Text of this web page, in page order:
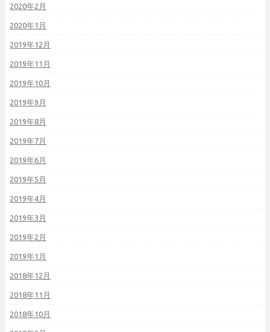
2020年2月
2020年1月
2019年12月
2019年11月
2019年10月
2019年9月
2019年8月
2019年7月
2019年6月
2019年5月
2019年4月
2019年3月
2019年2月
2019年1月
2018年12月
2018年11月
2018年10月